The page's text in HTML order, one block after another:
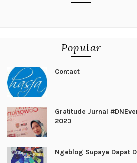
Popular
Contact
Gratitude Jurnal
2020
Ngeblog Supaya Dapat